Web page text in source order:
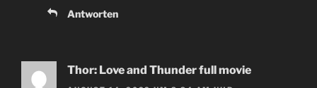
Antworten
Thor: Love and Thunder full movie